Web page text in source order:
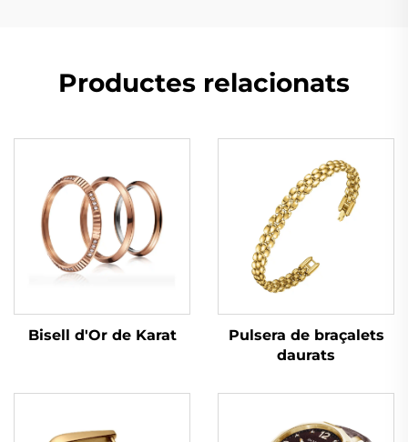
Productes relacionats
Bisell d'Or de Karat
Pulsera de braçalets
daurats